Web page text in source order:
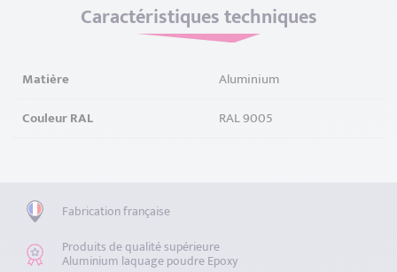
Caractéristiques techniques
Matière
Aluminium
Couleur RAL
RAL 9005
Fabrication française
Produits de qualité supérieure
Aluminium laquage poudre Epoxy